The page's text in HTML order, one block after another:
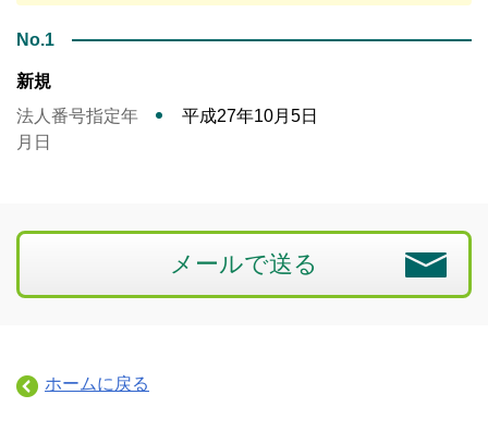
No.1
新規
法人番号指定年
月日
平成27年10月5日
メールで送る
ホームに戻る